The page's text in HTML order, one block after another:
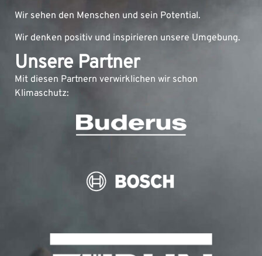
Wir sehen den Menschen und sein Potential.
Wir denken positiv und inspirieren unsere Umgebung.
Unsere Partner
Mit diesen Partnern verwirklichen wir schon
Klimaschutz: